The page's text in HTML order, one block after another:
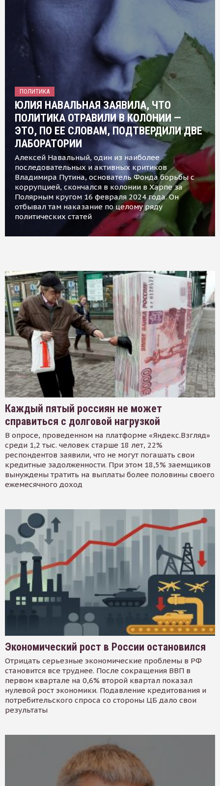
ПОЛИТИКА
ЮЛИЯ НАВАЛЬНАЯ ЗАЯВИЛА, ЧТО
ПОЛИТИКА ОТРАВИЛИ В КОЛОНИИ —
ЭТО, ПО ЕЕ СЛОВАМ, ПОДТВЕРДИЛИ ДВЕ
ЛАБОРАТОРИИ
Алексей Навальный, один из наиболее
последовательных и активных критиков
Владимира Путина, основатель Фонда борьбы с
коррупцией, скончался в колонии в Харпе за
Полярным кругом 16 февраля 2024 года. Он
отбывал там наказание по целому ряду
политических статей
Каждый пятый россиян не может
справиться с долговой нагрузкой
В опросе, проведенном на платформе «Яндекс.Взгляд»
среди 1,2 тыс. человек старше 18 лет, 22%
респондентов заявили, что не могут погашать свои
кредитные задолженности. При этом 18,5% заемщиков
вынуждены тратить на выплаты более половины своего
ежемесячного доход
Экономический рост в России остановился
Отрицать серьезные экономические проблемы в РФ
становится все труднее. После сокращения ВВП в
первом квартале на 0,6% второй квартал показал
нулевой рост экономики. Подавление кредитования и
потребительского спроса со стороны ЦБ дало свои
результаты